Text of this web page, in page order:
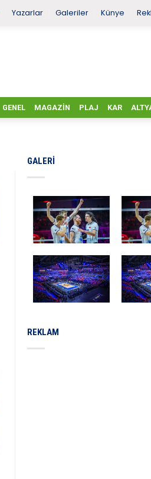
Yazarlar Galeriler Künye
GENEL MAGAZIN PLAJ KAR
GALERI
REKLAM